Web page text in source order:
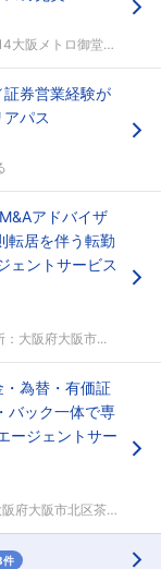
メトロ御堂筋線...
券営業経験が
パス
アドバイザ
転居を伴う転勤
ェントサービス
：大阪府大阪市...
・為替・有価証
バック一体で専
ージェントサー
阪市北区茶屋町18...
件